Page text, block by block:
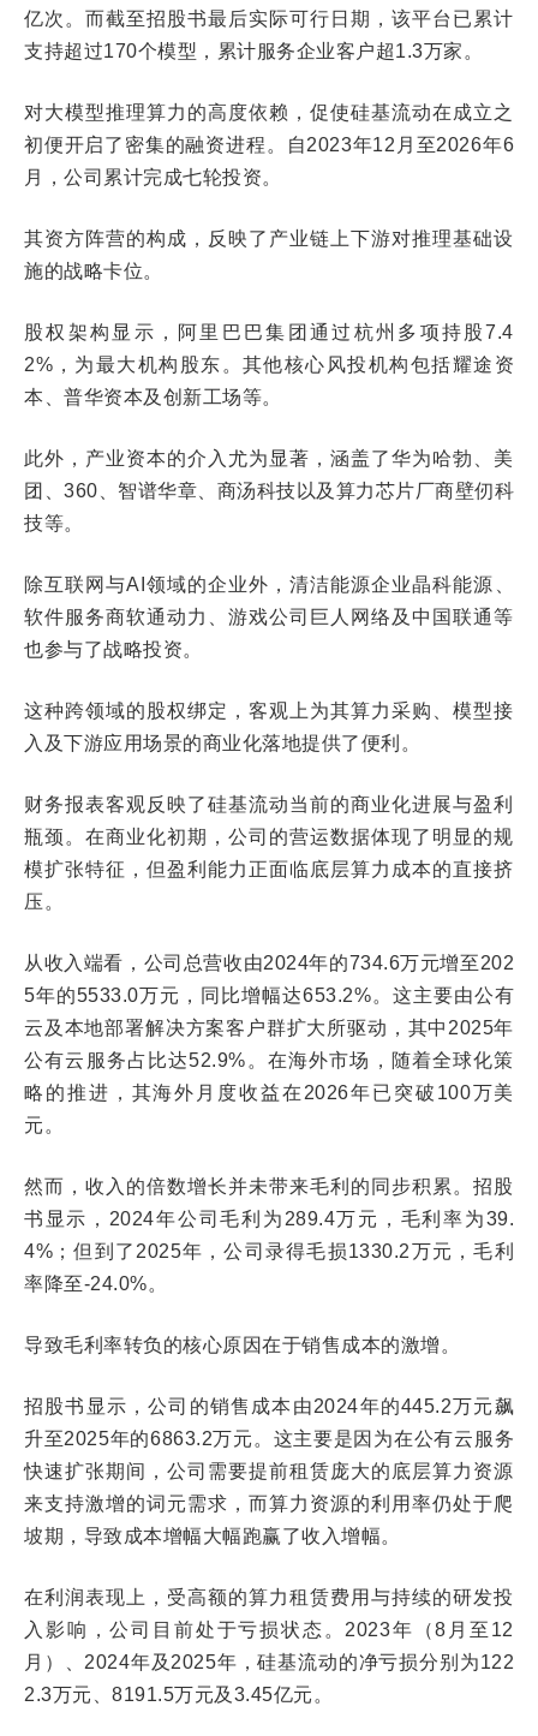
亿次。而截至招股书最后实际可行日期，该平台已累计
支持超过170个模型，累计服务企业客户超1.3万家。
对大模型推理算力的高度依赖，促使硅基流动在成立之
初便开启了密集的融资进程。自2023年12月至2026年6
月，公司累计完成七轮投资。
其资方阵营的构成，反映了产业链上下游对推理基础设
施的战略卡位。
股权架构显示，阿里巴巴集团通过杭州多项持股7.4
2%，为最大机构股东。其他核心风投机构包括耀途资
本、普华资本及创新工场等。
此外，产业资本的介入尤为显著，涵盖了华为哈勃、美
团、360、智谱华章、商汤科技以及算力芯片厂商壁仞科
技等。
除互联网与AI领域的企业外，清洁能源企业晶科能源、
软件服务商软通动力、游戏公司巨人网络及中国联通等
也参与了战略投资。
这种跨领域的股权绑定，客观上为其算力采购、模型接
入及下游应用场景的商业化落地提供了便利。
财务报表客观反映了硅基流动当前的商业化进展与盈利
瓶颈。在商业化初期，公司的营运数据体现了明显的规
模扩张特征，但盈利能力正面临底层算力成本的直接挤
压。
从收入端看，公司总营收由2024年的734.6万元增至202
5年的5533.0万元，同比增幅达653.2%。这主要由公有
云及本地部署解决方案客户群扩大所驱动，其中2025年
公有云服务占比达52.9%。在海外市场，随着全球化策
略的推进，其海外月度收益在2026年已突破100万美
元。
然而，收入的倍数增长并未带来毛利的同步积累。招股
书显示，2024年公司毛利为289.4万元，毛利率为39.
4%；但到了2025年，公司录得毛损1330.2万元，毛利
率降至-24.0%。
导致毛利率转负的核心原因在于销售成本的激增。
招股书显示，公司的销售成本由2024年的445.2万元飙
升至2025年的6863.2万元。这主要是因为在公有云服务
快速扩张期间，公司需要提前租赁庞大的底层算力资源
来支持激增的词元需求，而算力资源的利用率仍处于爬
坡期，导致成本增幅大幅跑赢了收入增幅。
在利润表现上，受高额的算力租赁费用与持续的研发投
入影响，公司目前处于亏损状态。2023年（8月至12
月）、2024年及2025年，硅基流动的净亏损分别为122
2.3万元、8191.5万元及3.45亿元。